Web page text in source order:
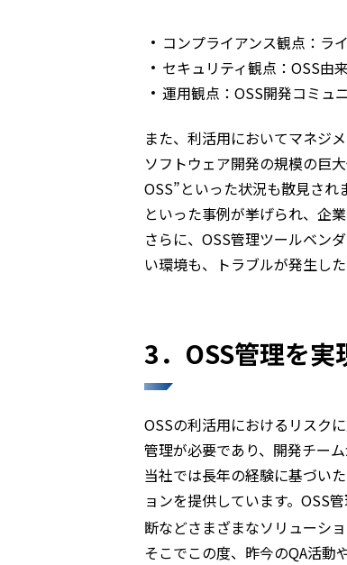
コンプライアンス観点：ラ
セキュリティ観点：OSS由
運用観点：OSS開発コミュ
また、利活用においてマネジ
ソフトウェア開発の規模の巨
OSS”といった状況も散見さ
といった事例が挙げられ、企
さらに、OSS管理ツールベン
い環境も、トラブルが発生し
3．OSS管理を実
OSSの利活用におけるリスク
管理が必要であり、開発チー
当社では長年の経験に基づい
ョンを提供しています。OSS
断などさまざまなソリューシ
そこでこの度、昨今のQA活動